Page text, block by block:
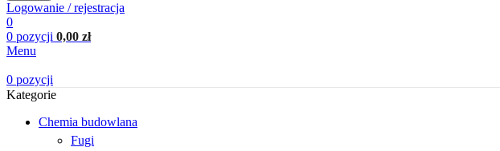
Logowanie / rejestracja
0
0 pozycji 0,00 zł
Menu
0 pozycji
Kategorie
Chemia budowlana
Fugi